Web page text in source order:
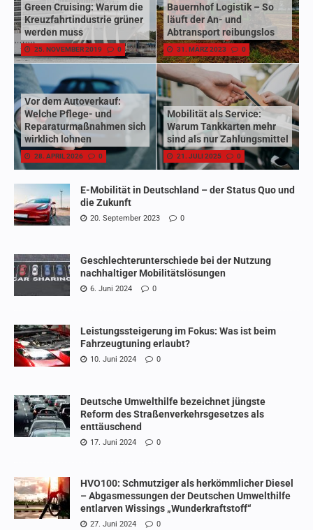
Green Cruising: Warum die
Kreuzfahrtindustrie grüner
werden muss
25. NOVEMBER 2019 0
Bauernhof Logistik – So
läuft der An- und
Abtransport reibungslos
31. MÄRZ 2023 0
Vor dem Autoverkauf:
Welche Pflege- und
Reparaturmaßnahmen sich
wirklich lohnen
28. APRIL 2026 0
Mobilität als Service:
Warum Tankkarten mehr
sind als nur Zahlungsmittel
21. JULI 2025 0
E-Mobilität in Deutschland – der Status Quo und
die Zukunft
20. September 2023 0
Geschlechterunterschiede bei der Nutzung
nachhaltiger Mobilitätslösungen
6. Juni 2024 0
Leistungssteigerung im Fokus: Was ist beim
Fahrzeugtuning erlaubt?
10. Juni 2024 0
Deutsche Umwelthilfe bezeichnet jüngste
Reform des Straßenverkehrsgesetzes als
enttäuschend
17. Juni 2024 0
HVO100: Schmutziger als herkömmlicher Diesel
– Abgasmessungen der Deutschen Umwelthilfe
entlarven Wissings „Wunderkraftstoff“
27. Juni 2024 0